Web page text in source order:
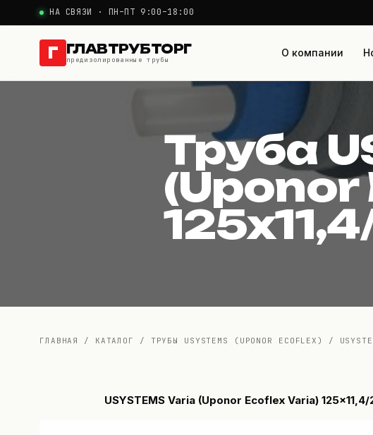
НА СВЯЗИ · ПН–ПТ 9:00–18:00
Г ГЛАВТРУБТОРГ
предизолированные трубы
О компании
Труба
Труба
(Uponor
ГЛАВНАЯ / КАТАЛОГ / ТРУБЫ USYSTEMS (UPONOR ECOFLEX) /
USYSTEMS Varia (Uponor Ecoflex Varia)